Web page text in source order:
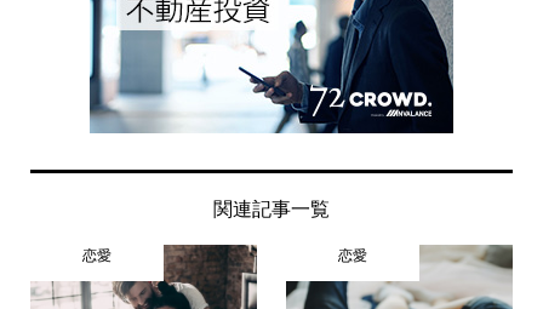
関連記事一覧
恋愛 恋愛